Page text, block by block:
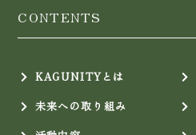
CONTENTS
KAGUNITYとは
未来への取り組み